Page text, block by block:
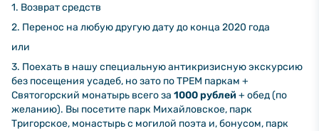
1. Возврат средств
2. Перенос на любую другую дату до конца 2020 года
или
3. Поехать в нашу специальную антикризисную экскурсию
без посещения усадеб, но зато по ТРЕМ паркам +
Святогорский монатырь всего за 1000 рублей + обед (по
желанию). Вы посетите парк Михайловское, парк
Тригорское, монастырь с могилой поэта и, бонусом, парк